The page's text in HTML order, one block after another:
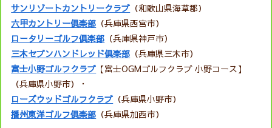
サンリゾートカントリークラブ （和歌山県海草郡）
六甲カントリー倶楽部 （兵庫県西宮市）
ロータリーゴルフ倶楽部 （兵庫県神戸市）
三木セブンハンドレッド倶楽部 （兵庫県三木市）
富士小野ゴルフクラブ 【富士OGMゴルフクラブ 小野コース】
（兵庫県小野市）・
ローズウッドゴルフクラブ （兵庫県小野市）
播州東洋ゴルフ倶楽部 （兵庫県加西市）